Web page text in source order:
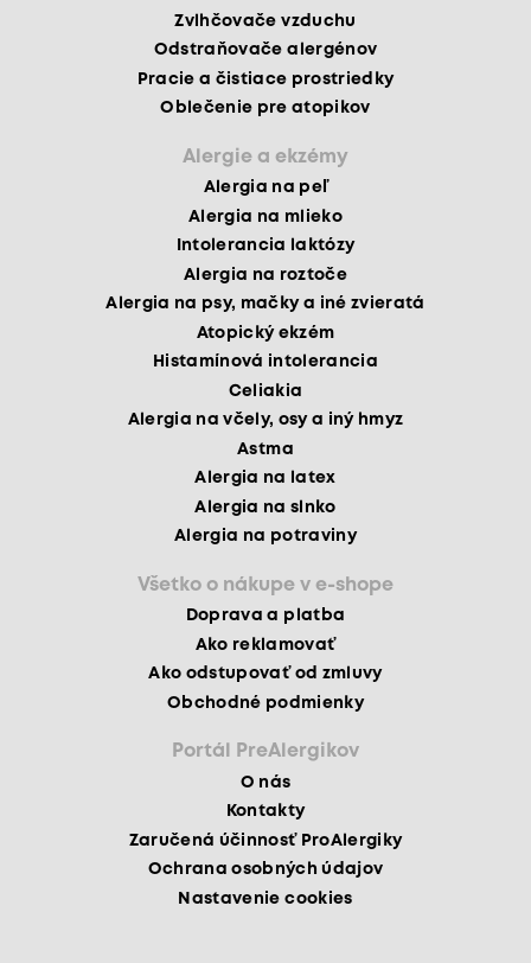
Zvlhčovače vzduchu
Odstraňovače alergénov
Pracie a čistiace prostriedky
Oblečenie pre atopikov
Alergie a ekzémy
Alergia na peľ
Alergia na mlieko
Intolerancia laktózy
Alergia na roztoče
Alergia na psy, mačky a iné zvieratá
Atopický ekzém
Histamínová intolerancia
Celiakia
Alergia na včely, osy a iný hmyz
Astma
Alergia na latex
Alergia na slnko
Alergia na potraviny
Všetko o nákupe v e-shope
Doprava a platba
Ako reklamovať
Ako odstupovať od zmluvy
Obchodné podmienky
Portál PreAlergikov
O nás
Kontakty
Zaručená účinnosť ProAlergiky
Ochrana osobných údajov
Nastavenie cookies